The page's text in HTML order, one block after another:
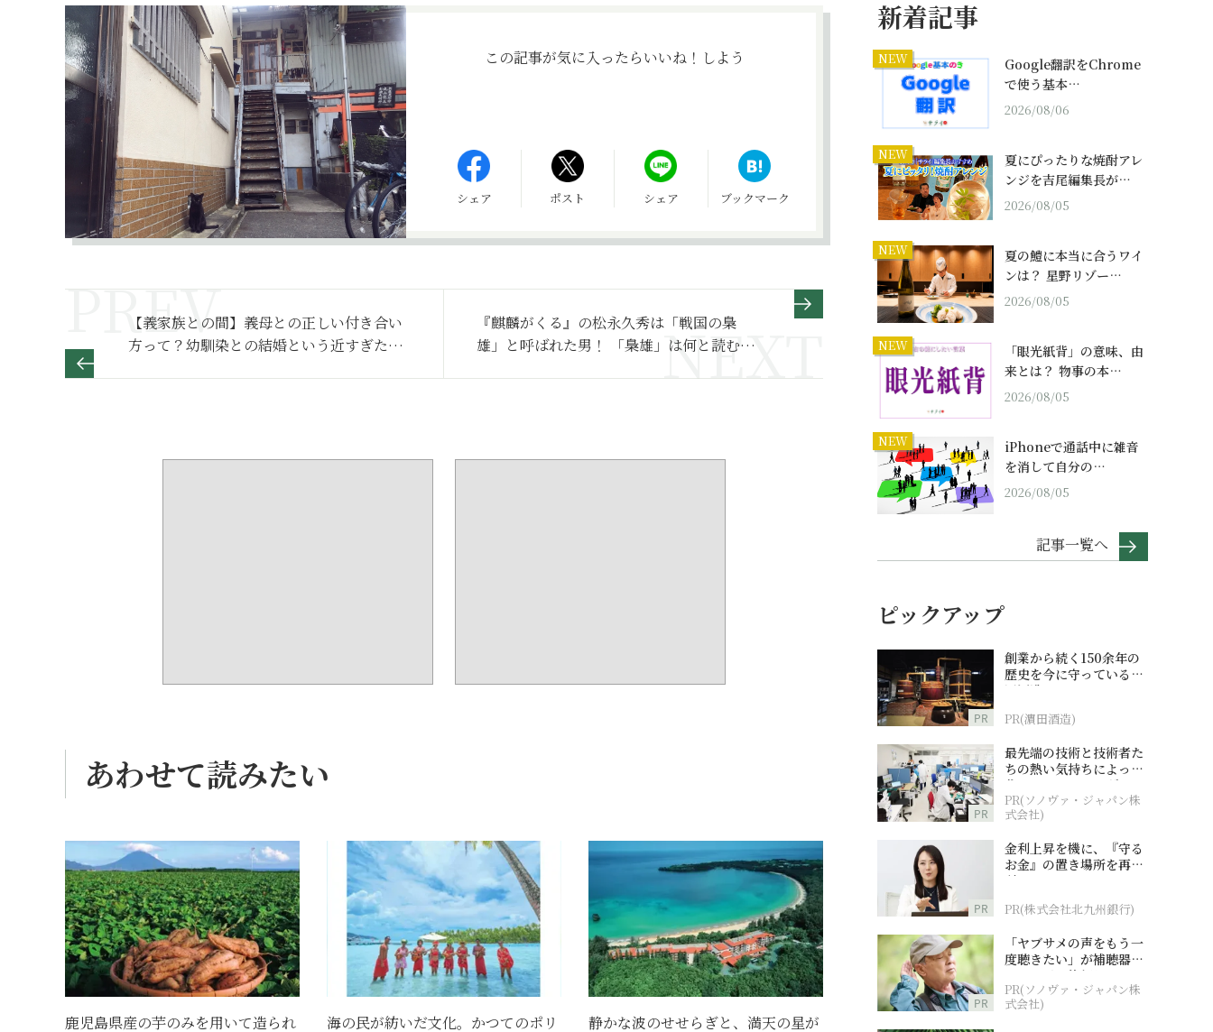
この記事が気に入ったらいいね！しよう
シェア ポスト シェア ブックマーク
【義家族との間】義母との正しい付き合い
方って？幼馴染との結婚という近すぎた距
『麒麟がくる』の松永久秀は「戦国の梟
雄」と呼ばれた男！ 「梟雄」は何と読む？
あわせて読みたい
鹿児島県産の芋のみを用いて造られ 海の民が紡いだ文化。かつてのポリ 静かな波のせせらぎと、満天の星が
新着記事
NEW
Google翻訳をChrome
で使う基本…
2026/08/06
NEW
夏にぴったりな焼酎アレ
ンジを吉尾編集長が…
2026/08/05
NEW
夏の鱧に本当に合うワイ
ンは？ 星野リゾー…
2026/08/05
NEW
「眼光紙背」の意味、由
来とは？ 物事の本…
2026/08/05
NEW
iPhoneで通話中に雑音
を消して自分の…
2026/08/05
記事一覧へ
ピックアップ
PR
創業から続く150余年の
歴史を今に守っている濵
田酒造
PR(濵田酒造)
PR
最先端の技術と技術者た
ちの熱い気持ちによって
作られているオーダーメ
イド補聴器
PR(ソノヴァ・ジャパン株
式会社)
PR
金利上昇を機に、『守る
お金』の置き場所を再検
討
PR(株式会社北九州銀行)
PR
「ヤブサメの声をもう一
度聴きたい」が補聴器チ
ャレンジの後押しに
PR(ソノヴァ・ジャパン株
式会社)